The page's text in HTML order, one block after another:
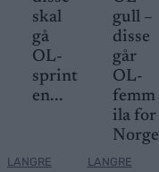
skal
gå
OL-
sprint
en...
LANGRE
gull –
disse
går
OL-
femm
ila for
Norge
LANGRE